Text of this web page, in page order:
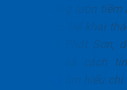
dẫn nhưng luôn
phức tạp. Để khai
Châu và Phật Sơn,
pháp lý và cách
tìm hiểu